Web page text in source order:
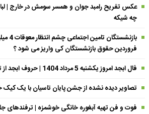
عکس تفریح رامبد جوان و همسر سومش در خارج |
چه شیکه
فروردین حقوق بازنشستگان کی واریز می شود ؟
فال ابجد امروز یکشنبه 5 مرداد 1404 | حروف ابجد از تغییرات مثبت خبر می‌دهند !
تصاویر دیده نشده از جشن پایان تاسیان با یک
فوت و فن تهیه آبغوره خانگی خوشمزه | ترفندهای